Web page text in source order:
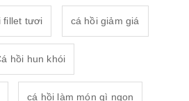
fillet tươi cá hồi giảm giá
hồi hun khói
cá hồi làm món gì ngon